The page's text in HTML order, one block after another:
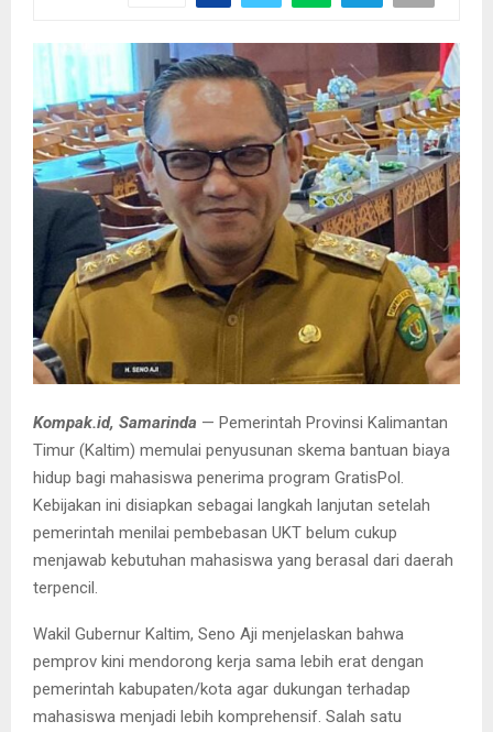
Kompak.id, Samarinda — Pemerintah Provinsi Kalimantan
Timur (Kaltim) memulai penyusunan skema bantuan biaya
hidup bagi mahasiswa penerima program GratisPol.
Kebijakan ini disiapkan sebagai langkah lanjutan setelah
pemerintah menilai pembebasan UKT belum cukup
menjawab kebutuhan mahasiswa yang berasal dari daerah
terpencil.
Wakil Gubernur Kaltim, Seno Aji menjelaskan bahwa
pemprov kini mendorong kerja sama lebih erat dengan
pemerintah kabupaten/kota agar dukungan terhadap
mahasiswa menjadi lebih komprehensif. Salah satu